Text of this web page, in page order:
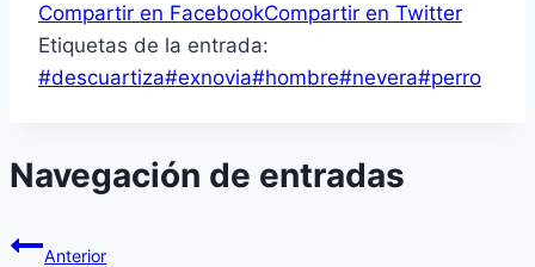
Compartir en FacebookCompartir en Twitter
Etiquetas de la entrada:
#descuartiza#exnovia#hombre#nevera#perro
Navegación de entradas
Anterior